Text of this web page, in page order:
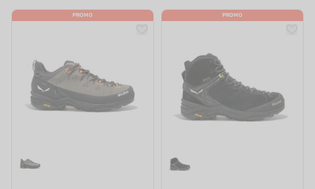
PROMO PROMO